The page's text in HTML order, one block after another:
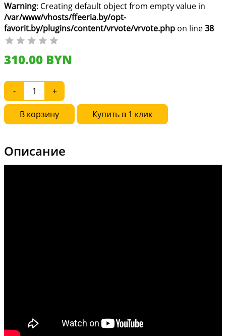
Warning: Creating default object from empty value in
/var/www/vhosts/ffeeria.by/opt-
favorit.by/plugins/content/vrvote/vrvote.php on line38
310.00 BYN
Купить в 1 клик
Описание